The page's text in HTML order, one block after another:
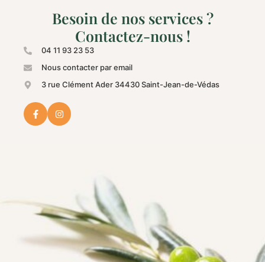
Besoin de nos services ?
Contactez-nous !
04 11 93 23 53
Nous contacter par email
3 rue Clément Ader 34430 Saint-Jean-de-Védas